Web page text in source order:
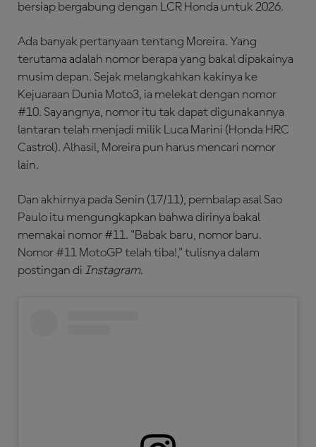
bersiap bergabung dengan LCR Honda untuk 2026.
Ada banyak pertanyaan tentang Moreira. Yang
terutama adalah nomor berapa yang bakal dipakainya
musim depan. Sejak melangkahkan kakinya ke
Kejuaraan Dunia Moto3, ia melekat dengan nomor
#10. Sayangnya, nomor itu tak dapat digunakannya
lantaran telah menjadi milik Luca Marini (Honda HRC
Castrol). Alhasil, Moreira pun harus mencari nomor
lain.
Dan akhirnya pada Senin (17/11), pembalap asal Sao
Paulo itu mengungkapkan bahwa dirinya bakal
memakai nomor #11. "Babak baru, nomor baru.
Nomor #11 MotoGP telah tiba!," tulisnya dalam
postingan di Instagram.